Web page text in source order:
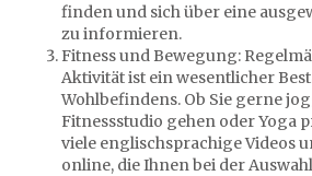
finden und sich über eine
zu informieren.
Fitness und Bewegung:
Aktivität ist ein wesentlicher
Wohlbefindens. Ob Sie gerne
Fitnessstudio gehen oder Yoga
viele englischsprachige Videos
online, die Ihnen bei der